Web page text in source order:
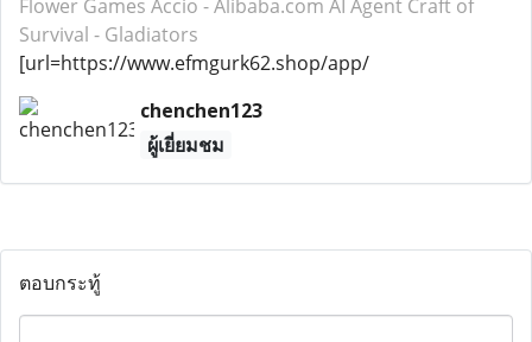
Flower Games Accio - Alibaba.com AI Agent Craft of
Survival - Gladiators
[url=https://www.efmgurk62.shop/app/
chenchen123
ผู้เยี่ยมชม
ตอบกระทู้